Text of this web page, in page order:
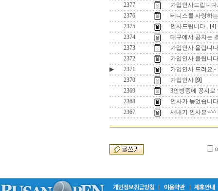
2377
가입인사드립니다.
2376
테니스를 사랑하
2375
인사드립니다.. [4]
2374
대구에서 공치는
2373
가입인사 올립니
2372
가입인사 올립니
▶
2371 가입인사 드려요~
2370
가입인사 [9]
2369
3인방중에 꽁지로
2368
인사가 늦었습니다
2367
새내기 인사요~^^